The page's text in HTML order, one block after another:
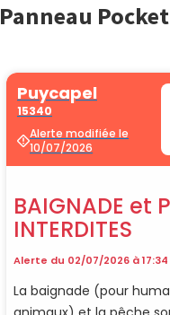
Panneau Pocket